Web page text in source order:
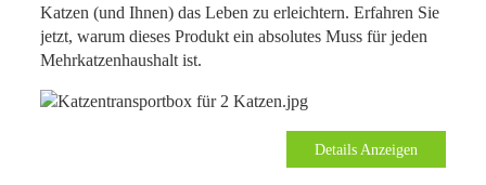
Katzen (und Ihnen) das Leben zu erleichtern. Erfahren Sie
jetzt, warum dieses Produkt ein absolutes Muss für jeden
Mehrkatzenhaushalt ist.
Details Anzeigen